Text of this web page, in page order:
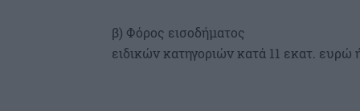
β) Φόρος εισοδήματος
ειδικών κατηγοριών κατά 11 εκατ. ευρώ ή